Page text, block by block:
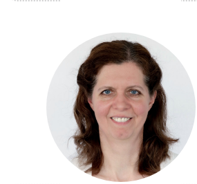
Foto
von
Vira
Linden